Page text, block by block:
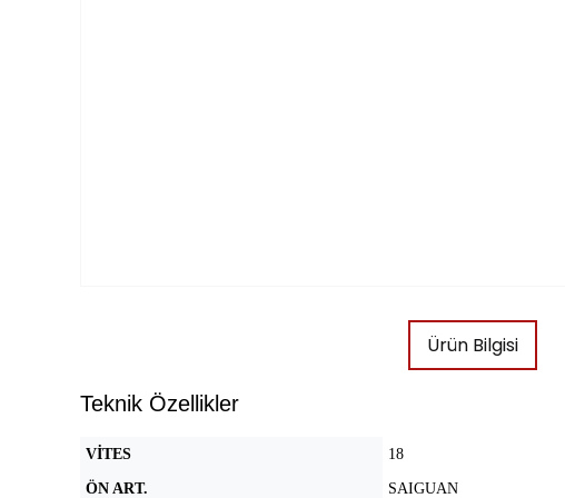
Ürün Bilgisi
Teknik Özellikler
VİTES 18
ÖN ART. SAIGUAN